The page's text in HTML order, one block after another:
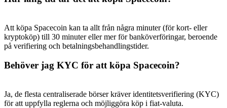
Att köpa Spacecoin kan ta allt från några minuter (för kort- eller
kryptoköp) till 30 minuter eller mer för banköverföringar, beroende
på verifiering och betalningsbehandlingstider.
Behöver jag KYC för att köpa Spacecoin?
Ja, de flesta centraliserade börser kräver identitetsverifiering (KYC)
för att uppfylla reglerna och möjliggöra köp i fiat-valuta.